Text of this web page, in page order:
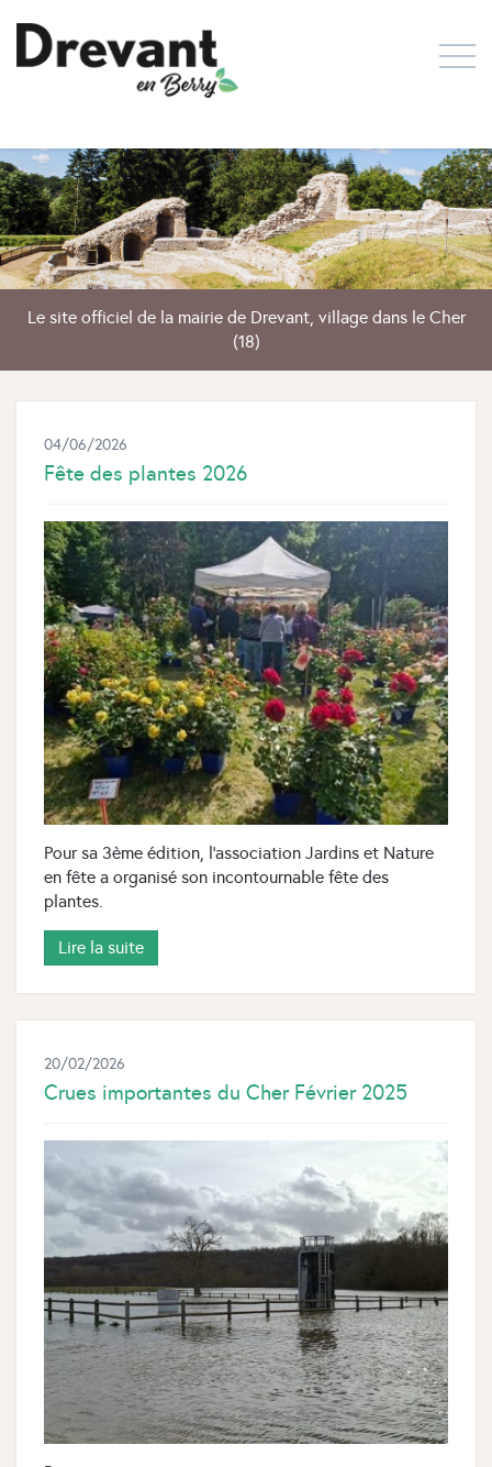
Le site officiel de la mairie de Drevant, village dans le Cher
(18)
04/06/2026
Fête des plantes 2026
Pour sa 3ème édition, l'association Jardins et Nature
en fête a organisé son incontournable fête des
plantes.
Lire la suite
20/02/2026
Crues importantes du Cher Février 2025